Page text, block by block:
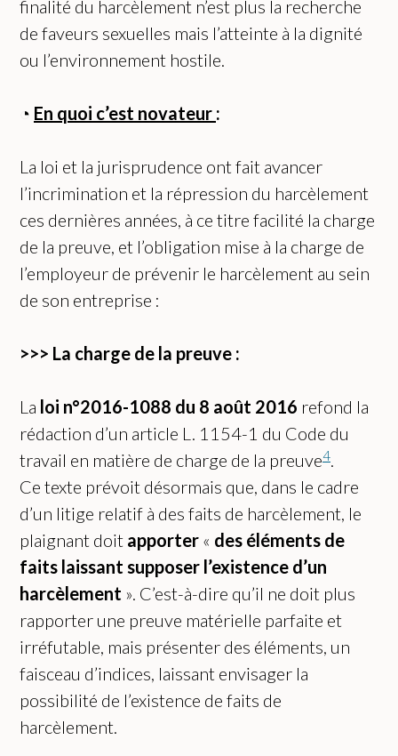
finalité du harcèlement n’est plus la recherche
de faveurs sexuelles mais l’atteinte à la dignité
ou l’environnement hostile.
◔ En quoi c’est novateur :
La loi et la jurisprudence ont fait avancer
l’incrimination et la répression du harcèlement
ces dernières années, à ce titre facilité la charge
de la preuve, et l’obligation mise à la charge de
l’employeur de prévenir le harcèlement au sein
de son entreprise :
>>> La charge de la preuve :
La loi n°2016-1088 du 8 août 2016 refond la
rédaction d’un article L. 1154-1 du Code du
travail en matière de charge de la preuve4.
Ce texte prévoit désormais que, dans le cadre
d’un litige relatif à des faits de harcèlement, le
plaignant doit apporter « des éléments de
faits laissant supposer l’existence d’un
harcèlement ». C’est-à-dire qu’il ne doit plus
rapporter une preuve matérielle parfaite et
irréfutable, mais présenter des éléments, un
faisceau d’indices, laissant envisager la
possibilité de l’existence de faits de
harcèlement.